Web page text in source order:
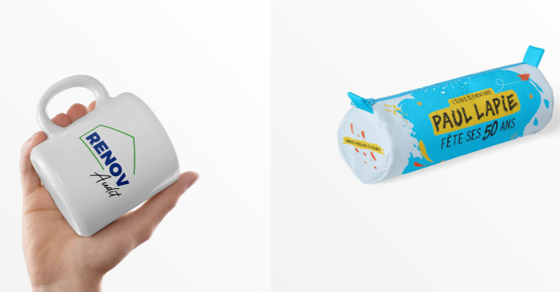
Accompagnement
EN SAVOIR PLUS